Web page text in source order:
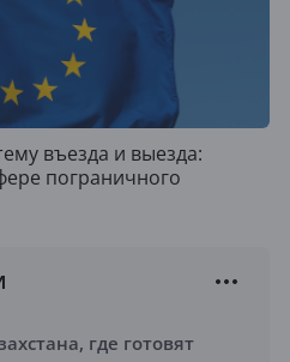
въезда и выезда:
пограничного
где готовят